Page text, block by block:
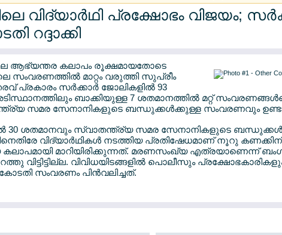
വിദ്യാര്‍ഥി പ്രക്ഷോഭം വിജയം;
റദ്ദാക്കി
ആഭ്യന്തര കലാപം രൂക്ഷമായതോടെ
സംവരണത്തില്‍ മാറ്റം വരുത്തി സുപ്രീം
പ്രകാരം സര്‍ക്കാര്‍ ജോലികളില്‍ 93
ബാക്കിയുള്ള 7 ശതമാനത്തില്‍ മറ്റ്
സമര സേനാനികളുടെ ബന്ധുക്കള്‍ക്കുള്ള സംവരണവും
30 ശതമാനവും സ്വാതന്ത്ര്യ സമര സേനാനികളുടെ
വിദ്യാര്‍ഥികള്‍ നടത്തിയ പ്രതിഷേധമാണ് നൂറു
കലാപമായി മാറിയിരിക്കുന്നത്. മരണസംഖ്യ എത്രയാണെന്ന്
വിട്ടിട്ടില്ല. വിവിധയിടങ്ങളില്‍ പൊലീസും
സംവരണം പിന്‍വലിച്ചത്.